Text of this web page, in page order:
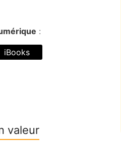
:
valeur